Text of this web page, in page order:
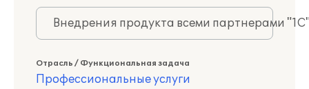
Внедрения продукта всеми партнерами
Отрасль / Функциональная задача
Профессиональные услуги